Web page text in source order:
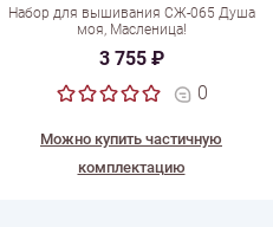
Набор для вышивания СЖ-065 Душа
моя, Масленица!
3 755 ₽
0
Можно купить частичную
комплектацию